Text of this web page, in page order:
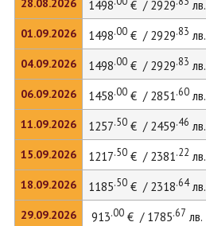
28.08.2026
01.09.2026
04.09.2026
06.09.2026
11.09.2026
15.09.2026
18.09.2026
29.09.2026
1498
€ / 2929 лв.
1498.00€ / 2929.83 лв.
1498.00€ / 2929.83 лв.
1458.00€ / 2851.60лв.
1257.50€ / 2459.46 лв.
1217.50€ / 2381.22 лв.
1185.50€ / 2318.64лв.
913.00€ / 1785.67 лв.